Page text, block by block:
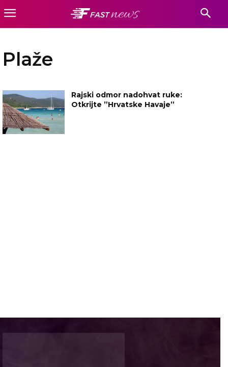
Plaže
Rajski odmor nadohvat ruke:
Otkrijte ”Hrvatske Havaje”